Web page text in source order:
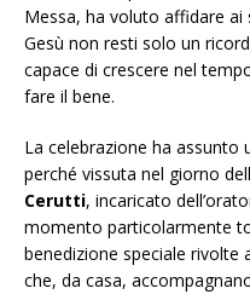
Messa, ha voluto affidare ai
Gesù non resti solo un
capace di crescere nel
fare il bene.
La celebrazione ha assunto
perché vissuta nel giorno
Cerutti, incaricato
momento particolarmente
benedizione speciale rivolte
che, da casa,